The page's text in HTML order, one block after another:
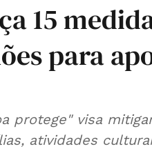
15
para
protege" visa
atividades